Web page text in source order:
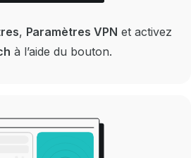
, Paramètres VPN et activez
à l’aide du bouton.